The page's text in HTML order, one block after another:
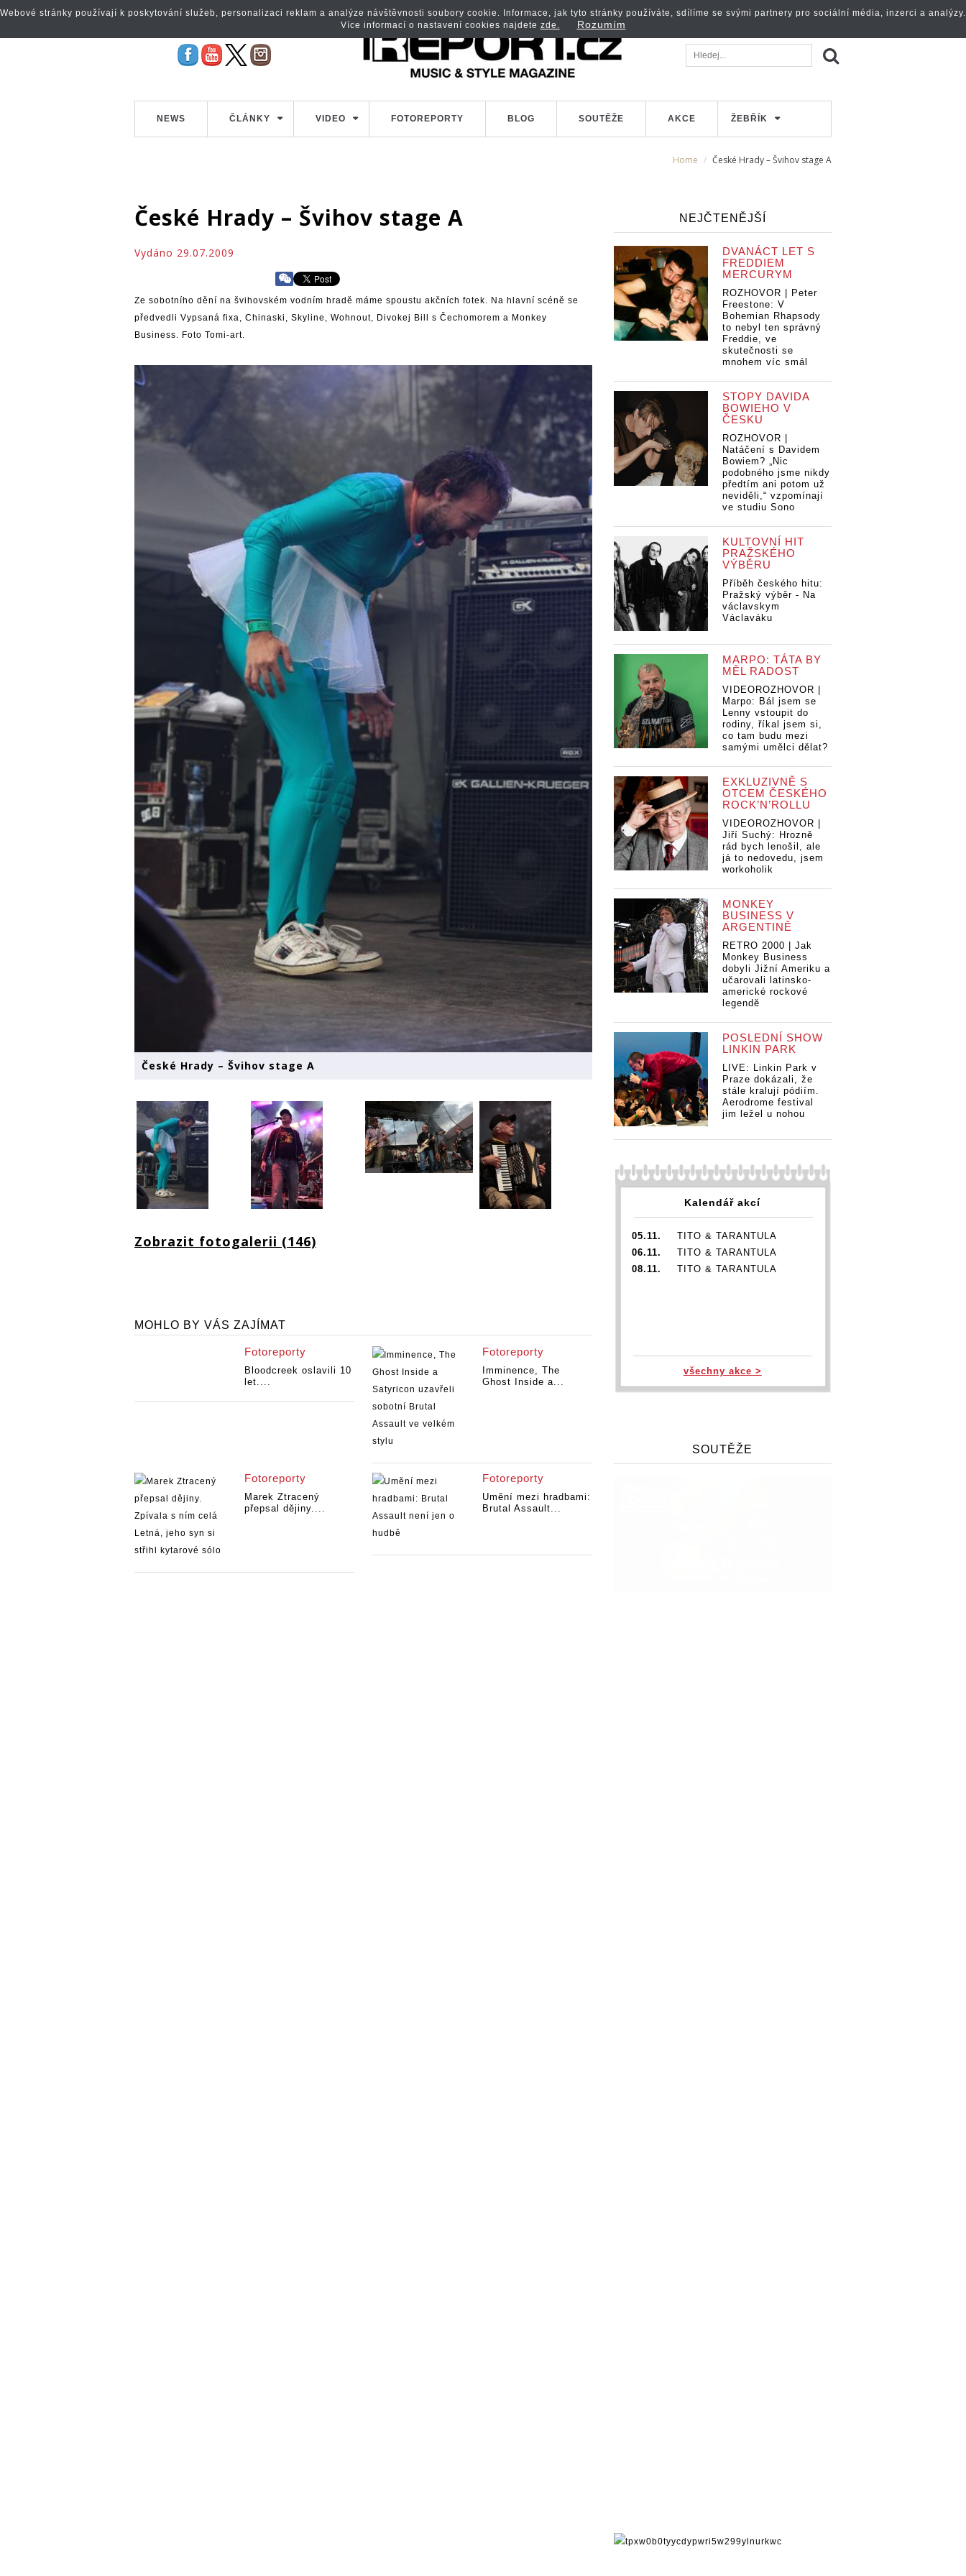
NEWS ČLÁNKY VIDEO FOTOREPORTY BLOG SOUTĚŽE AKCE ŽEBŘÍK
Home České Hrady – Švihov stage A
České Hrady – Švihov stage A
Vydáno 29.07.2009
Ze sobotního dění na švihovském vodním hradě máme spoustu akčních fotek. Na hlavní scéně se
předvedli Vypsaná fixa, Chinaski, Skyline, Wohnout, Divokej Bill s Čechomorem a Monkey
Business. Foto Tomi-art.
České Hrady – Švihov stage A
Zobrazit fotogalerii (146)
MOHLO BY VÁS ZAJÍMAT
Fotoreporty
Bloodcreek oslavili 10
let....
Fotoreporty
Imminence, The
Ghost Inside a...
Fotoreporty
Marek Ztracený
přepsal dějiny....
Fotoreporty
Umění mezi hradbami:
Brutal Assault...
NEJČTENĚJŠÍ
DVANÁCT LET S
FREDDIEM
MERCURYM
ROZHOVOR | Peter
Freestone: V
Bohemian Rhapsody
to nebyl ten správný
Freddie, ve
skutečnosti se
mnohem víc smál
STOPY DAVIDA
BOWIEHO V
ČESKU
ROZHOVOR |
Natáčení s Davidem
Bowiem? „Nic
podobného jsme nikdy
předtím ani potom už
neviděli,“ vzpomínají
ve studiu Sono
KULTOVNÍ HIT
PRAŽSKÉHO
VÝBĚRU
Příběh českého hitu:
Pražský výběr - Na
václavskym
Václaváku
MARPO: TÁTA BY
MĚL RADOST
VIDEOROZHOVOR |
Marpo: Bál jsem se
Lenny vstoupit do
rodiny, říkal jsem si,
co tam budu mezi
samými umělci dělat?
EXKLUZIVNĚ S
OTCEM ČESKÉHO
ROCK’N’ROLLU
VIDEOROZHOVOR |
Jiří Suchý: Hrozně
rád bych lenošil, ale
já to nedovedu, jsem
workoholik
MONKEY
BUSINESS V
ARGENTINĚ
RETRO 2000 | Jak
Monkey Business
dobyli Jižní Ameriku a
učarovali latinsko-
americké rockové
legendě
POSLEDNÍ SHOW
LINKIN PARK
LIVE: Linkin Park v
Praze dokázali, že
stále kralují pódiím.
Aerodrome festival
jim ležel u nohou
Kalendář akcí
05.11.
TITO & TARANTULA
06.11.
TITO & TARANTULA
08.11.
TITO & TARANTULA
všechny akce >
SOUTĚŽE
Webové stránky používají k poskytování služeb, personalizaci reklam a analýze návštěvnosti soubory cookie. Informace, jak tyto stránky používáte, sdílíme se svými partnery pro sociální média, inzerci a analýzy.
Více informací o nastavení cookies najdete zde. Rozumím